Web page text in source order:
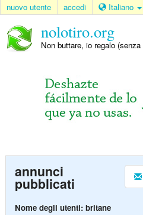
nuovo utente accedi Italiano
nolotiro.org
Non buttare, io regalo
annunci
pubblicati
Nome degli utenti: britane